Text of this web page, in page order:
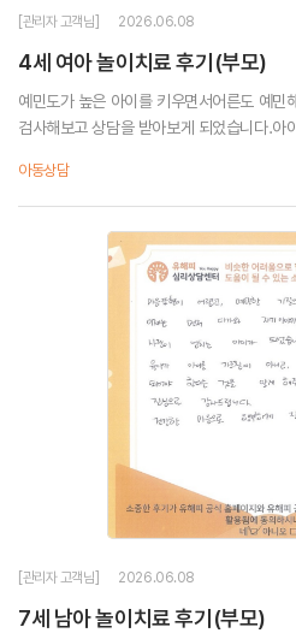
[관리자 고객님] 2026.06.08
4세 여아 놀이치료 후기(부모)
예민도가 높은 아이를 키우면서어른도 예민
검사해보고 상담을 받아보게 되었습니다.아
다.특히 아이가 선생님을 너무 좋아해서상...
아동상담
[관리자 고객님] 2026.06.08
7세 남아 놀이치료 후기(부모)